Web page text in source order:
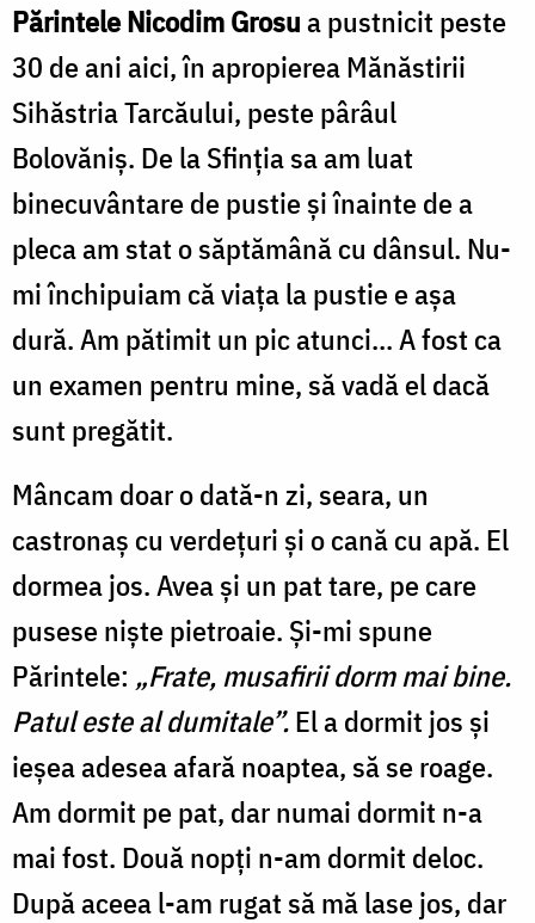
Părintele Nicodim Grosua pustnicit peste
30 de ani aici, în apropierea Mănăstirii
Sihăstria Tarcăului, peste pârâul
Bolovăniș. De la Sfinția sa am luat
binecuvântare de pustie și înainte de a
pleca am stat o săptămână cu dânsul. Nu-
mi închipuiam că viața la pustie e așa
dură. Am pătimit un pic atunci... A fost ca
un examen pentru mine, să vadă el dacă
sunt pregătit.
Mâncam doar o dată-n zi, seara, un
castronaș cu verdețuri și o cană cu apă. El
dormea jos. Avea și un pat tare, pe care
pusese niște pietroaie. Și-mi spune
Părintele: „Frate, musafirii dorm mai bine.
Patul este al dumitale”.El a dormit jos și
ieșea adesea afară noaptea, să se roage.
Am dormit pe pat, dar numai dormit n-a
mai fost. Două nopți n-am dormit deloc.
După aceea l-am rugat să mă lase jos, dar